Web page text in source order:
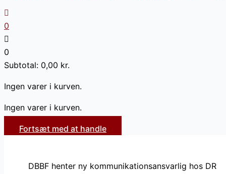
0
0
Subtotal: 0,00 kr.
Ingen varer i kurven.
Ingen varer i kurven.
Fortsæt med at handle
DBBF henter ny kommunikationsansvarlig hos DR